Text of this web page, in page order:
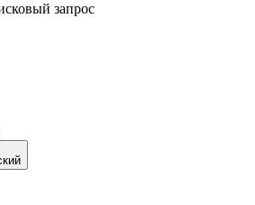
запрос